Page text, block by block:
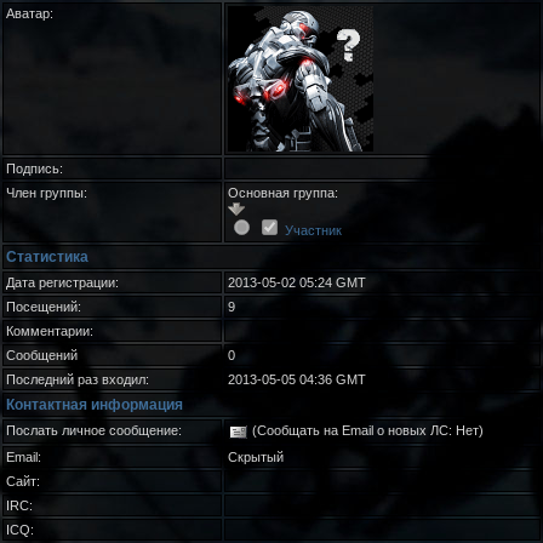
Аватар:
Подпись:
Член группы:
Основная группа:
Участник
Статистика
Дата регистрации:
2013-05-02 05:24 GMT
Посещений:
9
Комментарии:
Сообщений
0
Последний раз входил:
2013-05-05 04:36 GMT
Контактная информация
Послать личное сообщение:
(Сообщать на Email о новых ЛС: Нет)
Email:
Скрытый
Сайт:
IRC:
ICQ: